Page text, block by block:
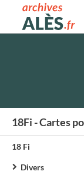
Archives
18Fi - Cartes
18 Fi
Divers